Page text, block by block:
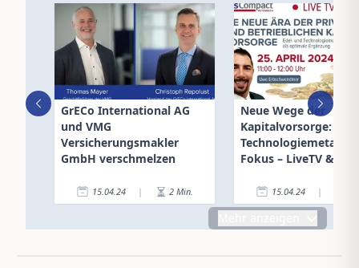
GrECo International AG
und VMG
Versicherungsmakler
GmbH verschmelzen
15.04.24 | 2 Min.
Neue Wege der
Kapitalvorsorge:
Technologiemetalle
Fokus – LiveTV & IDD
15.04.24 |